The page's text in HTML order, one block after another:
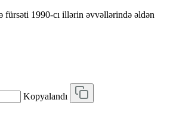
fürsəti 1990-cı illərin əvvəllərində əldən
Kopyalandı